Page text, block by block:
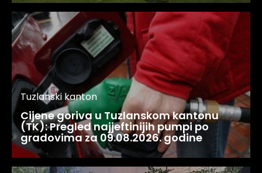
Tuzlanski kanton
Cijene goriva u Tuzlanskom kantonu
(TK): Pregled najjeftinijih pumpi po
gradovima za 09.08.2026. godine